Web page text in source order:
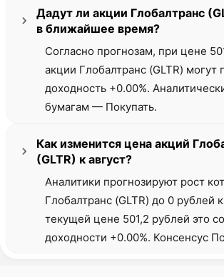
Дадут ли акции Глобалтранс
в ближайшее время?
Согласно прогнозам, при цене
акции Глобалтранс (GLTR) могут
доходность +0.00%.
бумагам — Покупать.
Как изменится цена акций
(GLTR) к август?
Аналитики прогнозируют рост
Глобалтранс (GLTR) до 0 рублей
текущей цене 501,2 рублей это
доходности +0.00%. Консенсус